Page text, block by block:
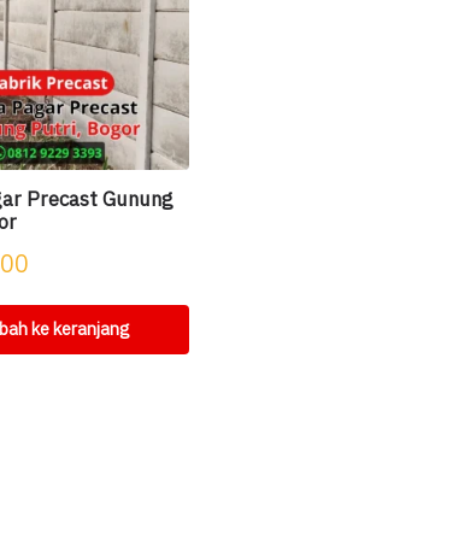
Precast Gunung
ke keranjang